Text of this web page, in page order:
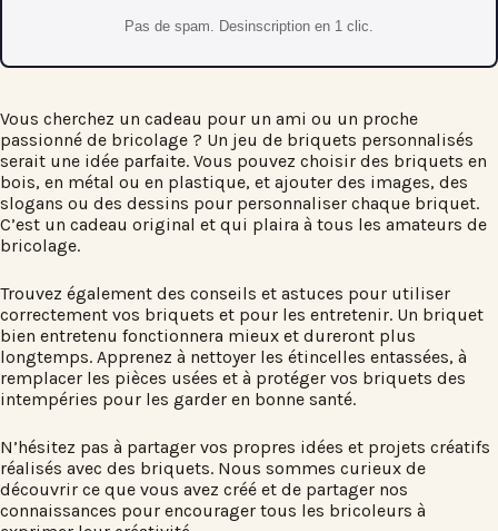
Pas de spam. Desinscription en 1 clic.
Vous cherchez un cadeau pour un ami ou un proche
passionné de bricolage ? Un jeu de briquets personnalisés
serait une idée parfaite. Vous pouvez choisir des briquets en
bois, en métal ou en plastique, et ajouter des images, des
slogans ou des dessins pour personnaliser chaque briquet.
C’est un cadeau original et qui plaira à tous les amateurs de
bricolage.
Trouvez également des conseils et astuces pour utiliser
correctement vos briquets et pour les entretenir. Un briquet
bien entretenu fonctionnera mieux et dureront plus
longtemps. Apprenez à nettoyer les étincelles entassées, à
remplacer les pièces usées et à protéger vos briquets des
intempéries pour les garder en bonne santé.
N’hésitez pas à partager vos propres idées et projets créatifs
réalisés avec des briquets. Nous sommes curieux de
découvrir ce que vous avez créé et de partager nos
connaissances pour encourager tous les bricoleurs à